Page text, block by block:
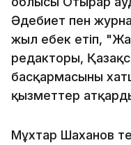
Әдебиет пен
жыл еңбек етіп,
редакторы,
басқармасының
қызметтер
Мұхтар Шаханов